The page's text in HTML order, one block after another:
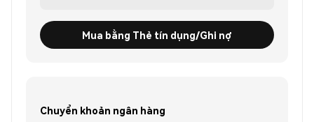
Mua bằng Thẻ tín dụng/Ghi nợ
Chuyển khoản ngân hàng